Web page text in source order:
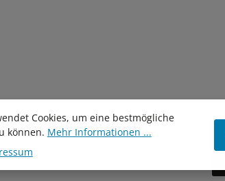
Cookies, um eine bestmögliche
können. Mehr Informationen ...